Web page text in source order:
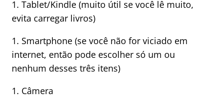
1. Tablet/Kindle (muito útil se você lê muito,
evita carregar livros)
1. Smartphone (se você não for viciado em
internet, então pode escolher só um ou
nenhum desses três itens)
1. Câmera